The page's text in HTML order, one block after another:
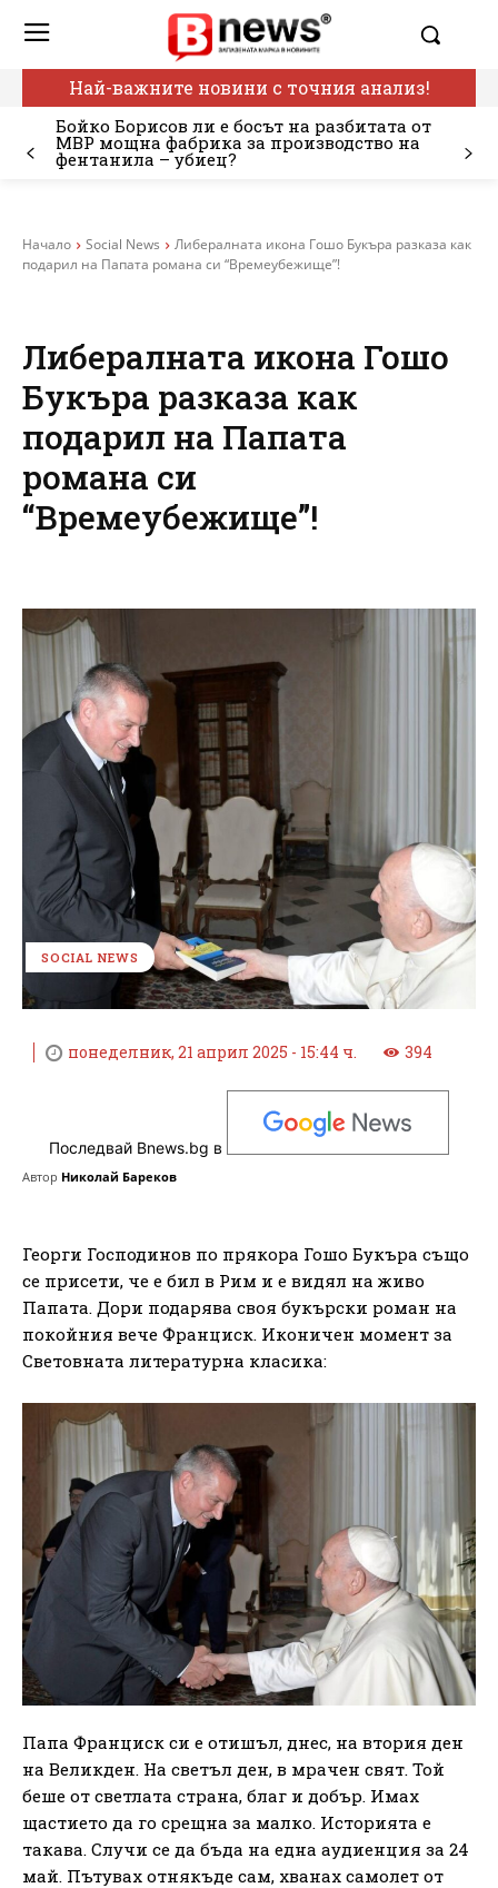
Най-важните новини с точния анализ!
Бойко Борисов ли е босът на разбитата от
МВР мощна фабрика за производство на
фентанила – убиец?
Начало Social News
Либералната икона Гошо Букъра разказа как
подарил на Папата романа си “Времеубежище”!
Либералната икона Гошо
Букъра разказа как
подарил на Папата
романа си
“Времеубежище”!
SOCIAL NEWS
понеделник, 21 април 2025 - 15:44 ч. 394
Последвай Bnews.bg в
Автор Николай Бареков
Георги Господинов по прякора Гошо Букъра също
се присети, че е бил в Рим и е видял на живо
Папата. Дори подарява своя букърски роман на
покойния вече Франциск. Иконичен момент за
Световната литературна класика:
Папа Франциск си е отишъл, днес, на втория ден
на Великден. На светъл ден, в мрачен свят. Той
беше от светлата страна, благ и добър. Имах
щастието да го срещна за малко. Историята е
такава. Случи се да бъда на една аудиенция за 24
май. Пътувах отнякъде сам, хванах самолет от